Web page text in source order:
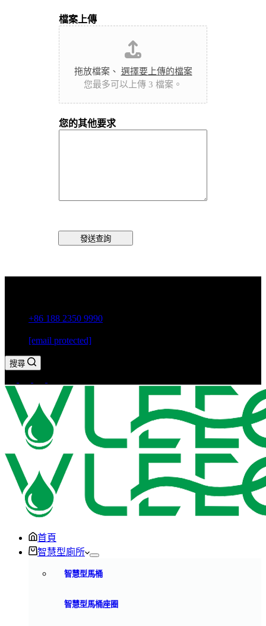
檔案上傳
拖放檔案、 選擇要上傳的檔案
您最多可以上傳 3 檔案。
您的其他要求
發送查詢
+86 188 2350 9990
[email protected]
搜尋
首頁
智慧型廁所
智慧型馬桶
智慧型馬桶座圈